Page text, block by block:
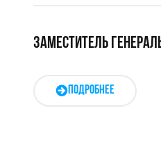
ЗАМЕСТИТЕЛЬ
ПОДРОБНЕЕ